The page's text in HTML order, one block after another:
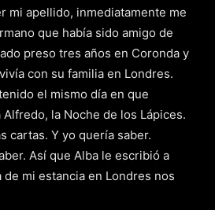
mi apellido, inmediatamente me
que había sido amigo de
preso tres años en Coronda y
con su familia en Londres.
el mismo día en que
la Noche de los Lápices.
cartas. Y yo quería saber.
Así que Alba le escribió a
mi estancia en Londres nos